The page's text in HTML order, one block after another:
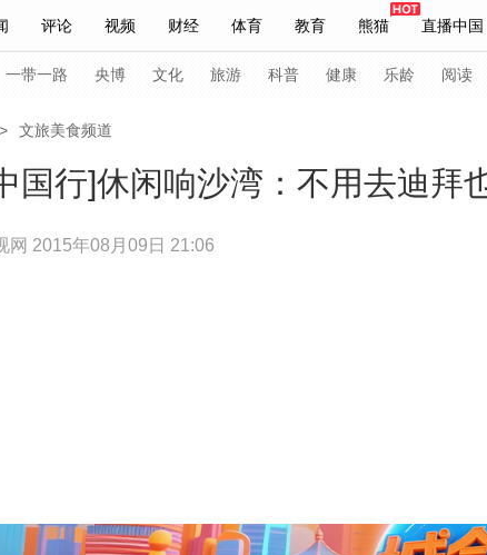
评论 视频 财经 体育 教育 熊猫 直播中国
中国领导人 央视快评 习式妙语 热解读 天天学习
节目单 听音 微视频 主持人 下载央视影音
Монгол
一带一路 央博 文化 旅游 科普 健康 乐龄 阅读
评论 经济 军事
振兴 生态环境 一带一路 央博 非遗 文化 旅游
> 文旅美食频道
国行]休闲响沙湾：不用去迪拜
网 2015年08月09日 21:06